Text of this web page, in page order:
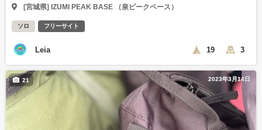
[宮城県] IZUMI PEAK BASE （泉ピークベース）
ソロ フリーサイト
Leia 19 3
2023年3月14日
21